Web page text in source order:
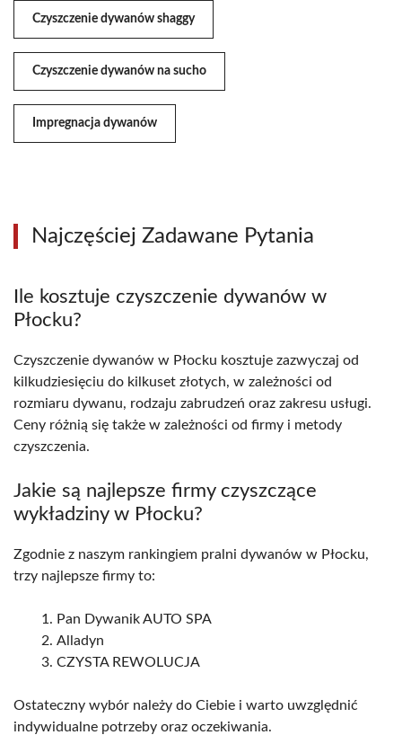
Czyszczenie dywanów shaggy
Czyszczenie dywanów na sucho
Impregnacja dywanów
Najczęściej Zadawane Pytania
Ile kosztuje czyszczenie dywanów w
Płocku?
Czyszczenie dywanów w Płocku kosztuje zazwyczaj od
kilkudziesięciu do kilkuset złotych, w zależności od
rozmiaru dywanu, rodzaju zabrudzeń oraz zakresu usługi.
Ceny różnią się także w zależności od firmy i metody
czyszczenia.
Jakie są najlepsze firmy czyszczące
wykładziny w Płocku?
Zgodnie z naszym rankingiem pralni dywanów w Płocku,
trzy najlepsze firmy to:
Pan Dywanik AUTO SPA
Alladyn
CZYSTA REWOLUCJA
Ostateczny wybór należy do Ciebie i warto uwzględnić
indywidualne potrzeby oraz oczekiwania.